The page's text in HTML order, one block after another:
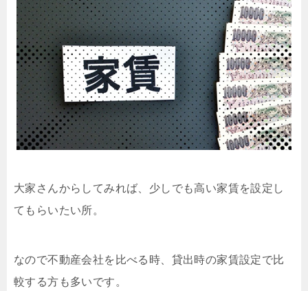
大家さんからしてみれば、少しでも高い家賃を設定し
てもらいたい所。
なので不動産会社を比べる時、貸出時の家賃設定で比
較する方も多いです。